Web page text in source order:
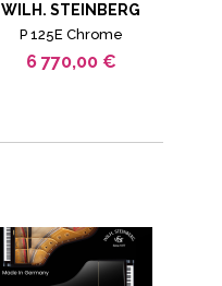
WILH. STEINBERG
P 125E Chrome
6 770,00 €